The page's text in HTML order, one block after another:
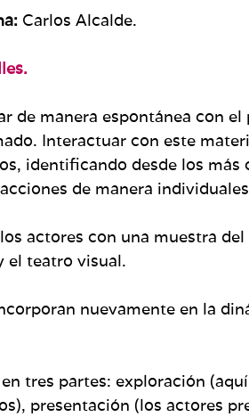
Carlos Alcalde.
de manera espontánea con
Interactuar con este
identificando desde los
de manera
actores con una muestra
el teatro visual.
nuevamente en la
tres partes: exploración
presentación (los actores